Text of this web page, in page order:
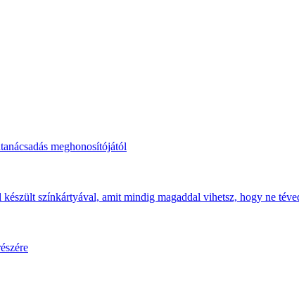
meghonosítójától
színkártyával, amit mindig magaddal vihetsz, hogy ne